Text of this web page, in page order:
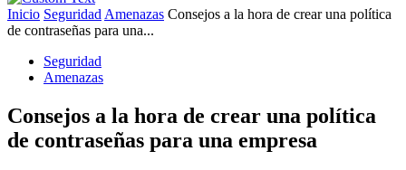
Inicio Seguridad Amenazas Consejos a la hora de crear una política
de contraseñas para una...
Seguridad
Amenazas
Consejos a la hora de crear una política
de contraseñas para una empresa